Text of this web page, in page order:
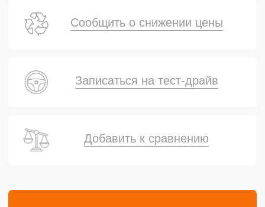
Добавить к сравнению
Сообщить о снижении цены
Записаться на тест-драйв